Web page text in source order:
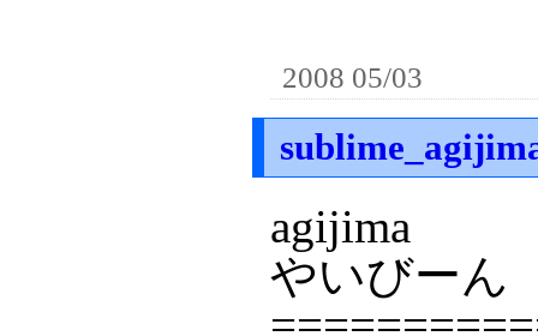
2008 05/03
agijima
やいびーん